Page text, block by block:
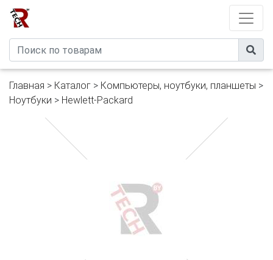
Главная > Каталог > Компьютеры, ноутбуки, планшеты >
Ноутбуки > Hewlett-Packard